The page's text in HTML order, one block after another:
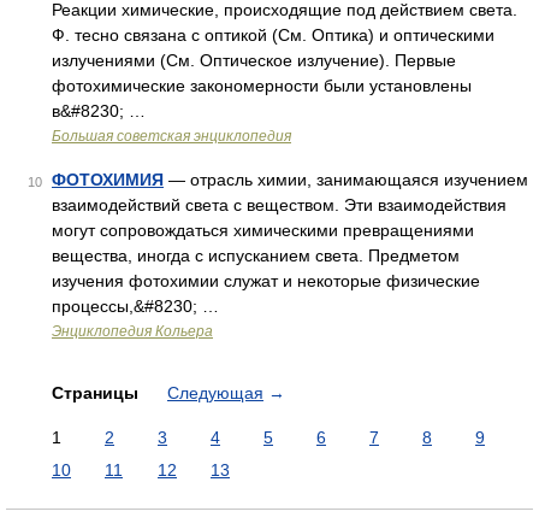
Реакции химические, происходящие под действием света.
Ф. тесно связана с оптикой (См. Оптика) и оптическими
излучениями (См. Оптическое излучение). Первые
фотохимические закономерности были установлены
в&#8230; …
Большая советская энциклопедия
10 ФОТОХИМИЯ — отрасль химии, занимающаяся изучением
взаимодействий света с веществом. Эти взаимодействия
могут сопровождаться химическими превращениями
вещества, иногда с испусканием света. Предметом
изучения фотохимии служат и некоторые физические
процессы,&#8230; …
Энциклопедия Кольера
Страницы Следующая →
1 2 3 4 5 6 7 8
9
10
11 12 13